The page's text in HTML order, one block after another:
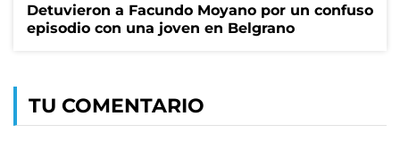
Detuvieron a Facundo Moyano por un confuso
episodio con una joven en Belgrano
TU COMENTARIO